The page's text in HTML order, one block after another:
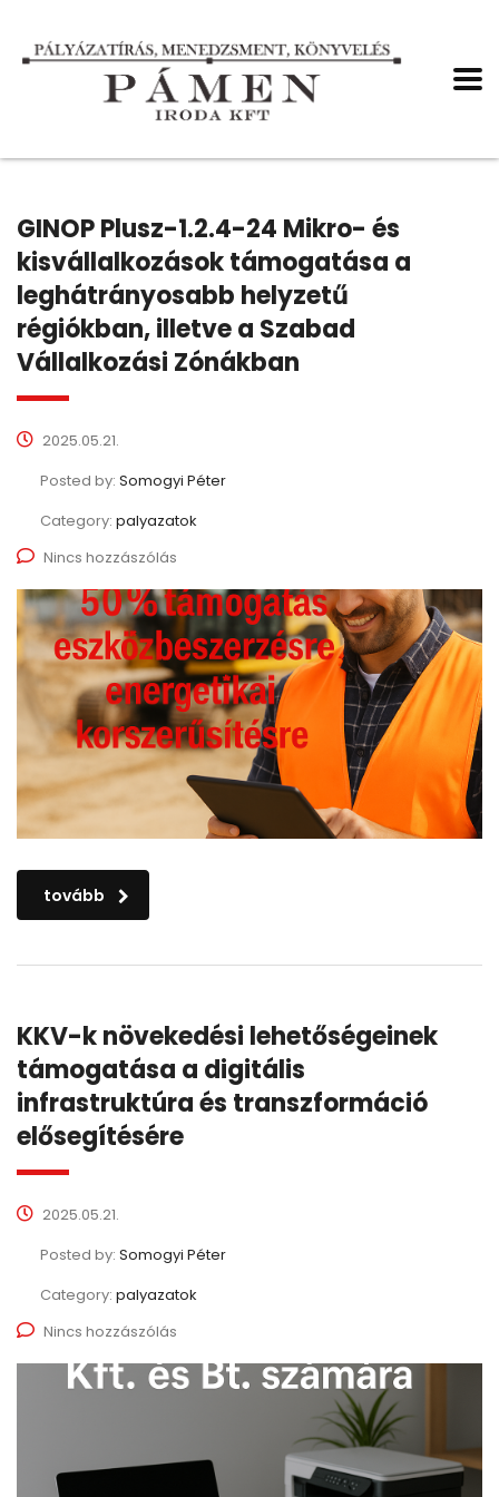
GINOP Plusz-1.2.4-24 Mikro- és
kisvállalkozások támogatása a
leghátrányosabb helyzetű
régiókban, illetve a Szabad
Vállalkozási Zónákban
2025.05.21.
Posted by: Somogyi Péter
Category: palyazatok
Nincs hozzászólás
tovább
KKV-k növekedési lehetőségeinek
támogatása a digitális
infrastruktúra és transzformáció
elősegítésére
2025.05.21.
Posted by: Somogyi Péter
Category: palyazatok
Nincs hozzászólás